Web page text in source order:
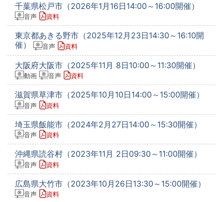
千葉県松戸市（2026年1月16日14:00～16:00開催）
音声 資料
東京都あきる野市（2025年12月23日14:30～16:10開
催）
音声 資料
大阪府大阪市（2025年11月 8日10:00～11:30開催）
動画 音声 資料
滋賀県草津市（2025年10月10日14:00～15:00開催）
音声 資料
埼玉県飯能市（2024年2月27日14:00～15:30開催）
音声 資料
沖縄県読谷村（2023年11月 2日09:30～11:00開催）
音声 資料
広島県大竹市（2023年10月26日13:30～15:00開催）
音声 資料